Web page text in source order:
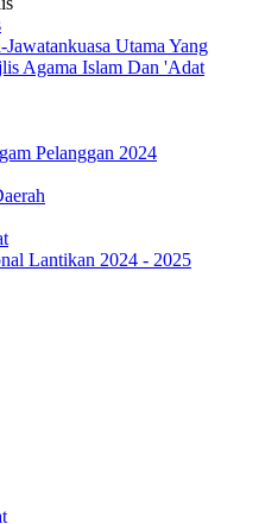
Jawatankuasa Utama Yang
Agama Islam Dan 'Adat
Pelanggan 2024
Lantikan 2024 - 2025